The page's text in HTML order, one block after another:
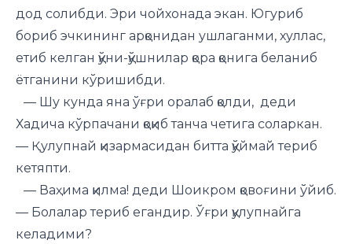
дод солибди. Эри чойхонада экан. Югуриб
бориб эчкининг арқонидан ушлаганми, хуллас,
етиб келган қўни-қўшнилар қора қонига беланиб
ётганини кўришибди.
— Шу кунда яна ўғри оралаб қолди, деди
Хадича кўрпачани қоқиб танча четига соларкан.
— Қулупнай қизармасидан битта қўймай териб
кетяпти.
— Ваҳима қилма! деди Шоикром қовоғини ўйиб.
— Болалар териб егандир. Ўғри қулупнайга
келадими?